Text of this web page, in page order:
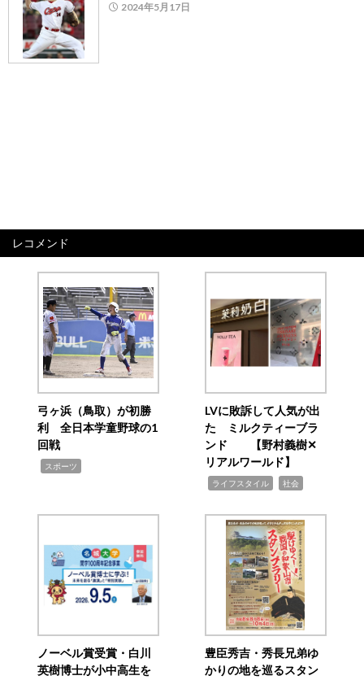
2024年5月17日
レコメンド
弓ヶ浜（鳥取）が初勝
利 全日本学童野球の1
回戦
スポーツ
LVに敗訴して人気が出
た ミルクティーブラ
ンド 【野村義樹✕
リアルワールド】
ライフスタイル 社会
ノーベル賞受賞・白川
英樹博士が小中高生を
豊臣秀吉・秀長兄弟ゆ
かりの地を巡るスタン